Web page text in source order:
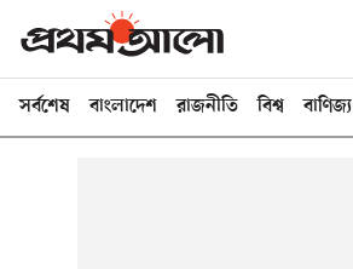
সর্বশেষ বাংলাদেশ রাজনীতি বিশ্ব বাণিজ্য